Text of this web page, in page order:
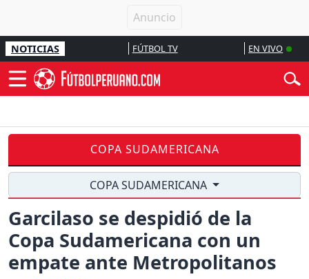
NOTICIAS FÚTBOL TV EN VIVO
COPA SUDAMERICANA
COPA SUDAMERICANA
Garcilaso se despidió de la
Copa Sudamericana con un
empate ante Metropolitanos